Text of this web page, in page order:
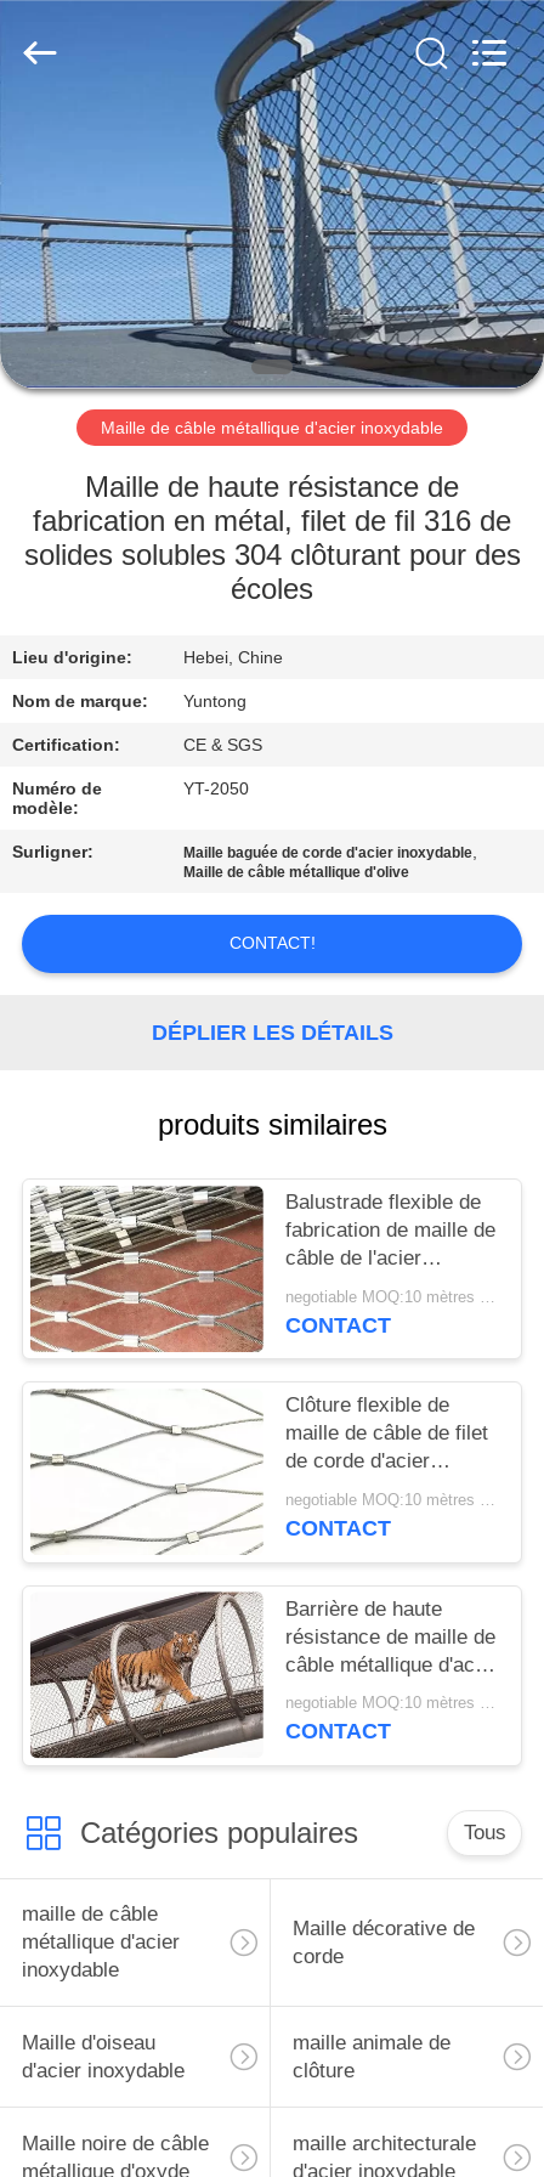
PRODUITS
AU
SUJET
DE
NOUS
VISITE
D'USINE
QUALITÉ
CONTACTEZ-
NOUS
NOUVELLES
DEMANDEZ
UNE
CITATION
SITE
PRIVACY
POLICY
Metal
Mesh
Maille de câble métallique d'acier inoxydable
Maille de haute résistance de
fabrication en métal, filet de fil 316 de
solides solubles 304 clôturant pour des
écoles
Lieu d'origine: Hebei, Chine
Nom de marque: Yuntong
Certification: CE & SGS
Numéro de
modèle:
YT-2050
Surligner: Maille baguée de corde d'acier inoxydable,
Maille de câble métallique d'olive
CONTACT!
DÉPLIER LES DÉTAILS
produits similaires
Balustrade flexible de
fabrication de maille de
câble de l'acier
inoxydable 316 pour
des marinas
negotiable MOQ:10 mètres carrés
CONTACT
Clôture flexible de
maille de câble de filet
de corde d'acier
inoxydable de la forme
7x7 de diamant
negotiable MOQ:10 mètres carrés
CONTACT
Barrière de haute
résistance de maille de
câble métallique d'acier
inoxydable pour les
cages animales
negotiable MOQ:10 mètres carrés
CONTACT
Catégories populaires Tous
maille de câble
métallique d'acier
inoxydable
Maille décorative de
corde
Maille d'oiseau
d'acier inoxydable
maille animale de
clôture
Maille noire de câble
métallique d'oxyde
maille architecturale
d'acier inoxydable